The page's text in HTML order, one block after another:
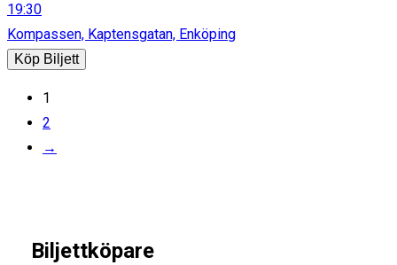
19:30
Kompassen, Kaptensgatan, Enköping
Köp Biljett
1
2
→
Biljettköpare